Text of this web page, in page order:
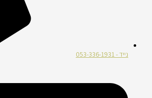
נייד - 053-336-1931